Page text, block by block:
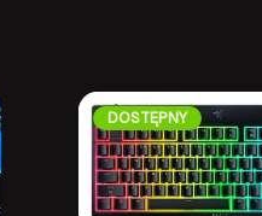
DOSTĘPNY